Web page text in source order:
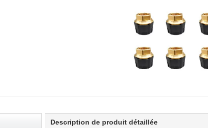
Description de produit détaillée